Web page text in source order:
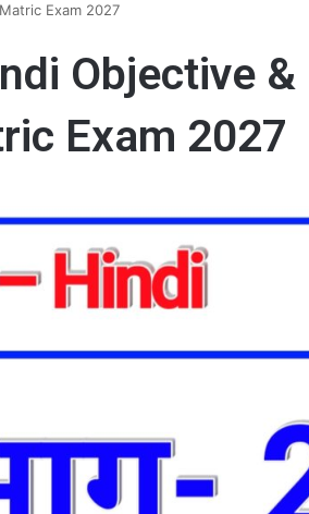
Exam 2027
Objective &
Exam 2027